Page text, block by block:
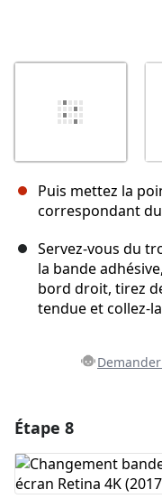
Puis mettez la
correspondant
Servez-vous du
la bande
bord droit, tirez
tendue et collez-
Ajouter un
Étape 8